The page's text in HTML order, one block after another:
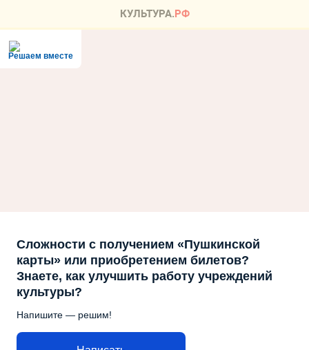
Решаем вместе
Сложности с получением «Пушкинской
карты» или приобретением билетов?
Знаете, как улучшить работу учреждений
культуры?
Напишите — решим!